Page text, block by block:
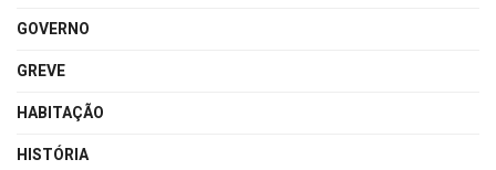
GOVERNO
GREVE
HABITAÇÃO
HISTÓRIA